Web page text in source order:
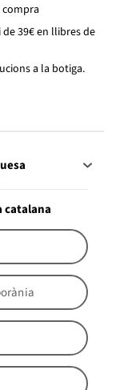
compra
39€ en llibres de
a la botiga.
catalana